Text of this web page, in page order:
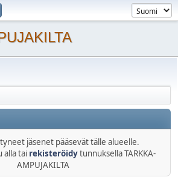
jäsenet pääsevät tälle alueelle.
alla tai rekisteröidytunnuksella TARKKA-
AMPUJAKILTA